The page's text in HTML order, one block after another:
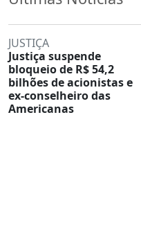
JUSTIÇA
Justiça suspende
bloqueio de R$ 54,2
bilhões de acionistas e
ex-conselheiro das
Americanas